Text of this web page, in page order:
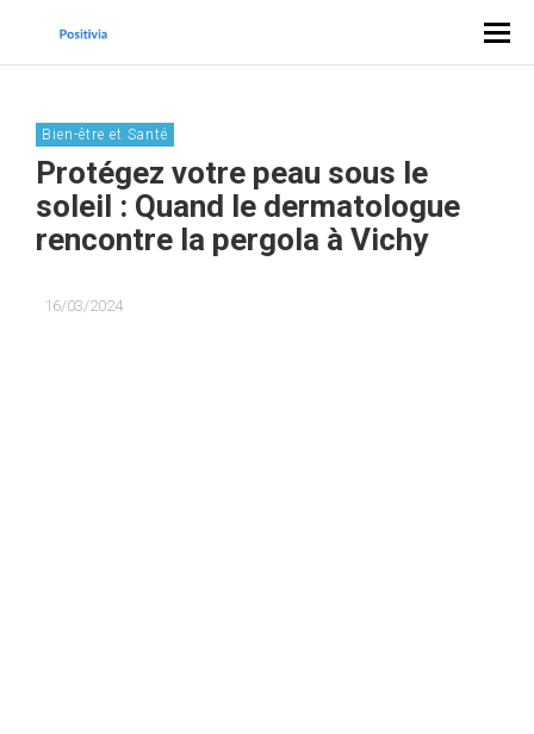
Bien-être et Santé
Protégez votre peau sous le
soleil : Quand le dermatologue
rencontre la pergola à Vichy
16/03/2024